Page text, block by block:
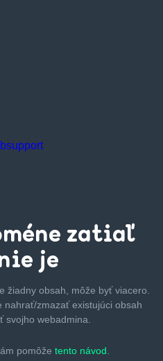
zatiaľ
je
žiadny obsah, môže byťviacero.
nahrať/zmazaťexistujúci obsah
svojho webadmina.
pomôže tento návod.